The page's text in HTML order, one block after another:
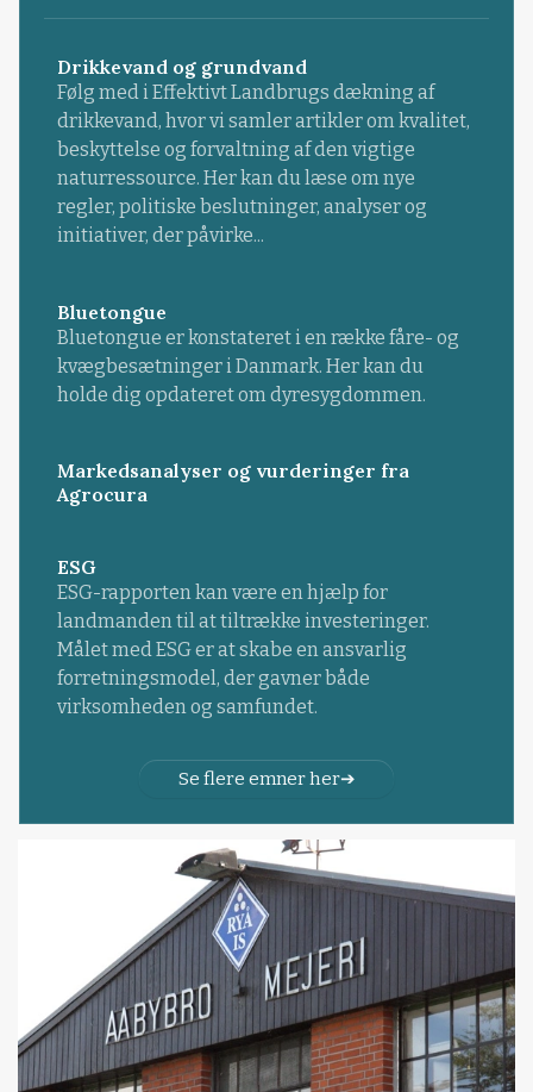
Drikkevand og grundvand
Følg med i Effektivt Landbrugs dækning af
drikkevand, hvor vi samler artikler om kvalitet,
beskyttelse og forvaltning af den vigtige
naturressource. Her kan du læse om nye
regler, politiske beslutninger, analyser og
initiativer, der påvirke...
Bluetongue
Bluetongue er konstateret i en række fåre- og
kvægbesætninger i Danmark. Her kan du
holde dig opdateret om dyresygdommen.
Markedsanalyser og vurderinger fra
Agrocura
ESG
ESG-rapporten kan være en hjælp for
landmanden til at tiltrække investeringer.
Målet med ESG er at skabe en ansvarlig
forretningsmodel, der gavner både
virksomheden og samfundet.
Se flere emner her